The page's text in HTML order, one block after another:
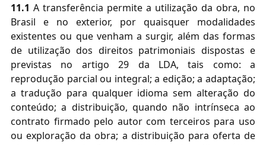
11.1 A transferência permite a utilização da obra, no
Brasil e no exterior, por quaisquer modalidades
existentes ou que venham a surgir, além das formas
de utilização dos direitos patrimoniais dispostas e
previstas no artigo 29 da LDA, tais como: a
reprodução parcial ou integral; a edição; a adaptação;
a tradução para qualquer idioma sem alteração do
conteúdo; a distribuição, quando não intrínseca ao
contrato firmado pelo autor com terceiros para uso
ou exploração da obra; a distribuição para oferta de